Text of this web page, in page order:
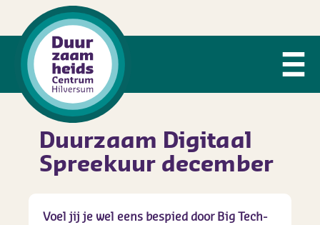
Duurzaam Digitaal
Spreekuur december
Voel jij je wel eens bespied door Big Tech-